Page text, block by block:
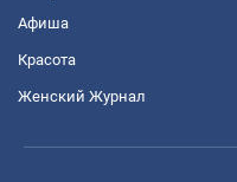
Афиша
Красота
Женский Журнал